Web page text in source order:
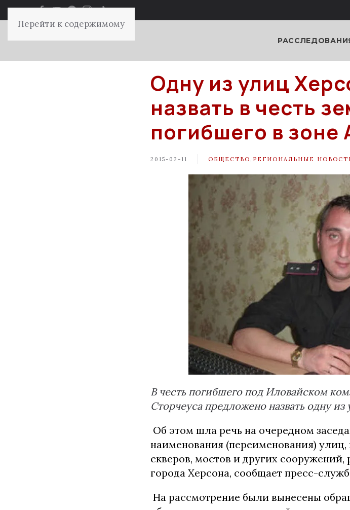
Перейти к содержимому
Одну из улиц
назвать в честь
погибшего в зоне
2015-02-11 ОБЩЕСТВО РЕГИОНАЛЬНЫЕ
В честь погибшего под Иловайском
Сторчеуса предложено назвать одну из
Об этом шла речь на очередном
наименования (переименования) улиц,
скверов, мостов и других
города Херсона, сообщает пресс-
На рассмотрение были вынесены